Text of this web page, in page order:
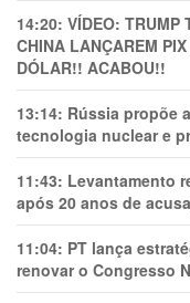
14:20: VÍDEO: TRUMP
CHINA LANÇAREM
DÓLAR!! ACABOU!!
13:14: Rússia propõe
tecnologia nuclear e
11:43: Levantamento
após 20 anos de
11:04: PT lança
renovar o Congresso